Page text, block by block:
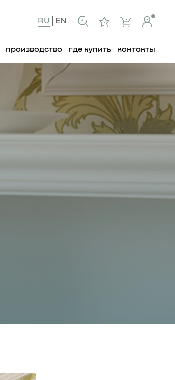
RU EN
производство где купить контакты